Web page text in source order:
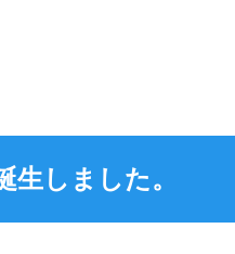
生しました。